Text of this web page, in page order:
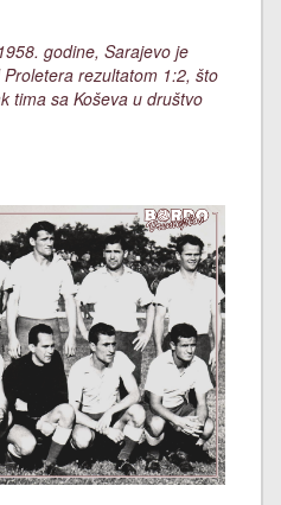
godine, Sarajevo je
rezultatom 1:2, što
tima sa Koševa u društvo